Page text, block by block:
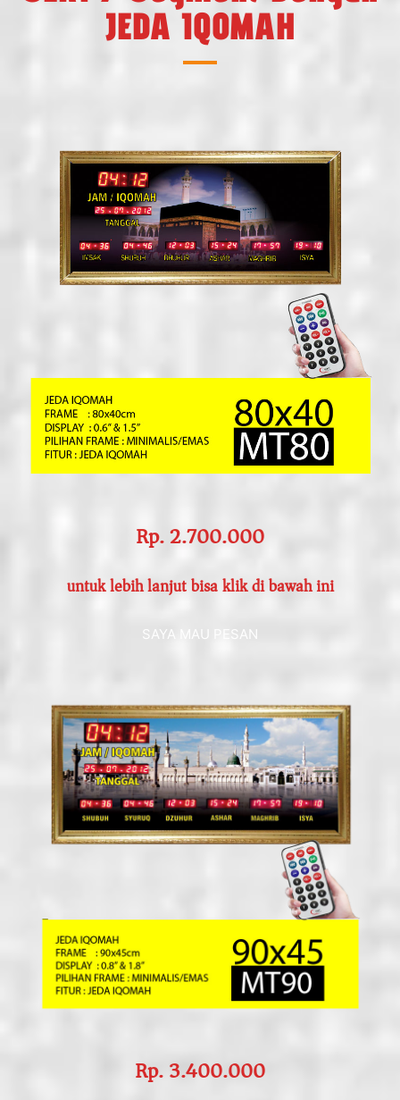
JEDA IQOMAH
Rp. 2.700.000
untuk lebih lanjut bisa klik di bawah ini
SAYA MAU PESAN
Rp. 3.400.000